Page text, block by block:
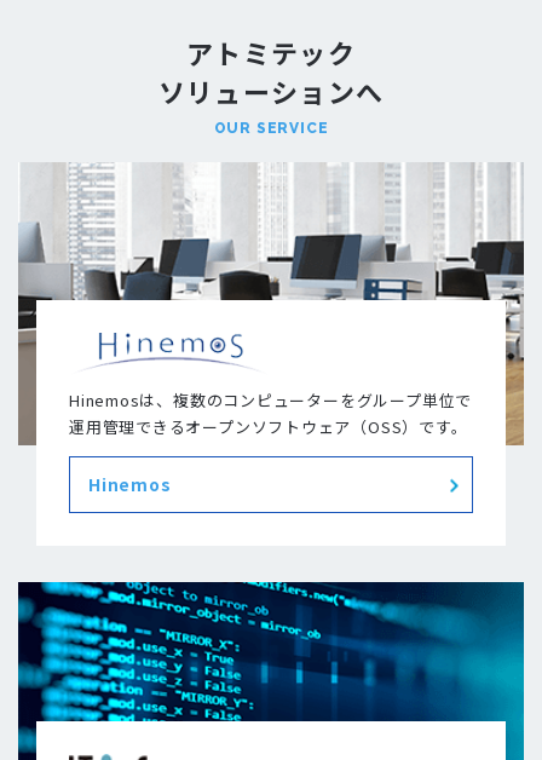
アトミテック
ソリューションへ
OUR SERVICE
Hinemosは、複数のコンピューターをグループ単位で
運用管理できるオープンソフトウェア（OSS）です。
Hinemos